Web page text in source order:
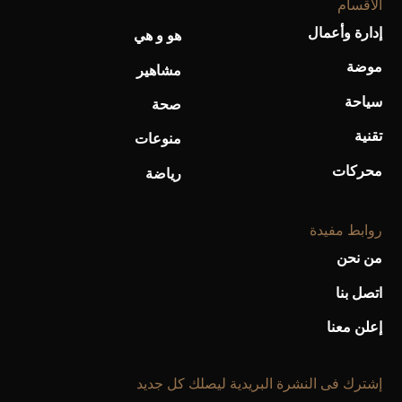
أحذية Mary Jane: ترف وأناقة للرجال
الأقسام
إدارة وأعمال
موضة
سياحة
تقنية
محركات
هو و هي
مشاهير
صحة
منوعات
رياضة
روابط مفيدة
من نحن
اتصل بنا
إعلن معنا
إشترك فى النشرة البريدية ليصلك كل جديد